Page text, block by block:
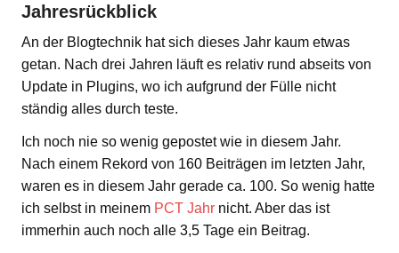
Jahresrückblick
An der Blogtechnik hat sich dieses Jahr kaum etwas
getan. Nach drei Jahren läuft es relativ rund abseits von
Update in Plugins, wo ich aufgrund der Fülle nicht
ständig alles durch teste.
Ich noch nie so wenig gepostet wie in diesem Jahr.
Nach einem Rekord von 160 Beiträgen im letzten Jahr,
waren es in diesem Jahr gerade ca. 100. So wenig hatte
ich selbst in meinem PCT Jahr nicht. Aber das ist
immerhin auch noch alle 3,5 Tage ein Beitrag.